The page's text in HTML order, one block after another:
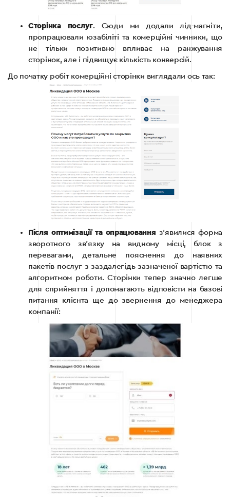
Сторінка послуг. Сюди ми додали лід-магніти,
пропрацювали юзабіліті та комерційні чинники, що
не тільки позитивно впливає на ранжування
сторінок, але і підвищує кількість конверсій.
До початку робіт комерційні сторінки виглядали ось так:
Після оптимізації та опрацювання з’явилися форма
зворотного зв’язку на видному місці, блок з
перевагами, детальне пояснення до наявних
пакетів послуг з заздалегідь зазначеної вартістю та
алгоритмом роботи. Сторінки тепер значно легше
для сприйняття і допомагають відповісти на базові
питання клієнта ще до звернення до менеджера
компанії: